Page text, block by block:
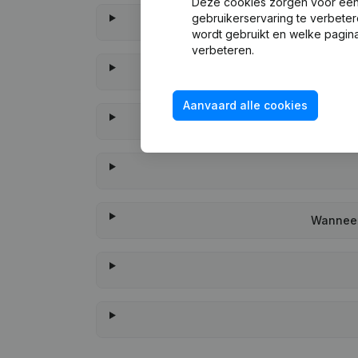
gebruikerservaring te
wordt gebruikt en welke
verbeteren.
Aanvaard alle cookies